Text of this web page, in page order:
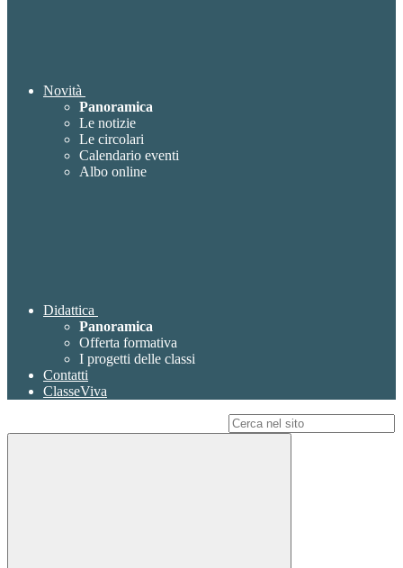
Novità
Panoramica
Le notizie
Le circolari
Calendario eventi
Albo online
Didattica
Panoramica
Offerta formativa
I progetti delle classi
Contatti
ClasseViva